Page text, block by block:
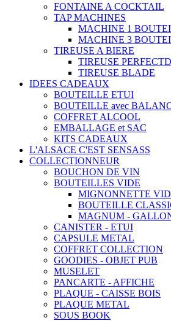
FONTAINE A COCKTAIL
TAP MACHINES
MACHINE 1
MACHINE 3
TIREUSE A BIERE
TIREUSE
TIREUSE BLADE
IDEES CADEAUX
BOUTEILLE ETUI
BOUTEILLE avec
COFFRET ALCOOL
EMBALLAGE et SAC
KITS CADEAUX
L'ALSACE C'EST SENSASS
COLLECTIONNEUR
BOUCHON DE VIN
BOUTEILLES VIDE
MIGNONNETTE
BOUTEILLE
MAGNUM -
CANISTER - ETUI
CAPSULE METAL
COFFRET COLLECTION
GOODIES - OBJET PUB
MUSELET
PANCARTE - AFFICHE
PLAQUE - CAISSE BOIS
PLAQUE METAL
SOUS BOOK